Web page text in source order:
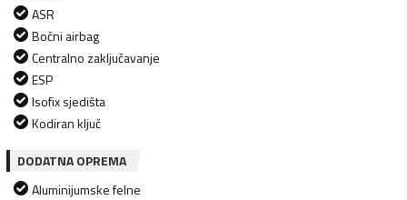
ASR
Bočni airbag
Centralno zaključavanje
ESP
Isofix sjedišta
Kodiran ključ
DODATNA OPREMA
Aluminijumske felne